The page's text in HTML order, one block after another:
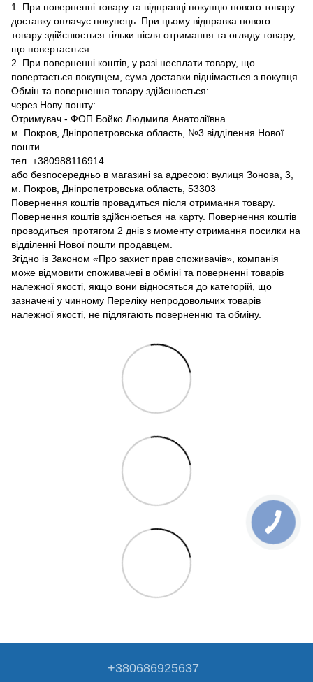
1. При поверненні товару та відправці покупцю нового товару
доставку оплачує покупець. При цьому відправка нового
товару здійснюється тільки після отримання та огляду товару,
що повертається.
2. При поверненні коштів, у разі несплати товару, що
повертається покупцем, сума доставки віднімається з покупця.
Обмін та повернення товару здійснюється:
через Нову пошту:
Отримувач - ФОП Бойко Людмила Анатоліївна
м. Покров, Дніпропетровська область, №3 відділення Нової
пошти
тел. +380988116914
або безпосередньо в магазині за адресою: вулиця Зонова, 3,
м. Покров, Дніпропетровська область, 53303
Повернення коштів провадиться після отримання товару.
Повернення коштів здійснюється на карту. Повернення коштів
проводиться протягом 2 днів з моменту отримання посилки на
відділенні Нової пошти продавцем.
Згідно із Законом «Про захист прав споживачів», компанія
може відмовити споживачеві в обміні та поверненні товарів
належної якості, якщо вони відносяться до категорій, що
зазначені у чинному Переліку непродовольчих товарів
належної якості, не підлягають поверненню та обміну.
+380686925637